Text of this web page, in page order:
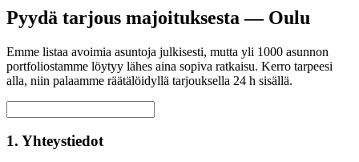
Pyydä tarjous majoituksesta — Oulu
Emme listaa avoimia asuntoja julkisesti, mutta yli 1000 asunnon
portfoliostamme löytyy lähes aina sopiva ratkaisu. Kerro tarpeesi
alla, niin palaamme räätälöidyllä tarjouksella 24 h sisällä.
1. Yhteystiedot